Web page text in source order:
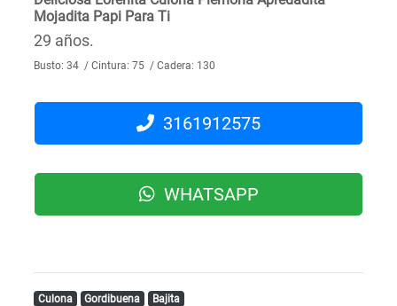
Mojadita Papi Para Ti
29 años.
Busto: 34 / Cintura: 75 / Cadera: 130
3161912575
WHATSAPP
Culona Gordibuena Bajita